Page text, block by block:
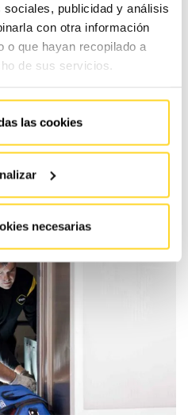
publicidad y análisis
con otra información
o que hayan recopilado a
de sus servicios.
las cookies
necesarias
dos condiciones:
únicamente con otra
su totalidad.